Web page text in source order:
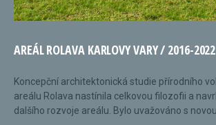
AREÁL ROLAVA KARLOVY VARY / 2016-2022
Koncepční architektonická studie přírodního
areálu Rolava nastínila celkovou filozofii a
dalšího rozvoje areálu. Bylo uvažováno s